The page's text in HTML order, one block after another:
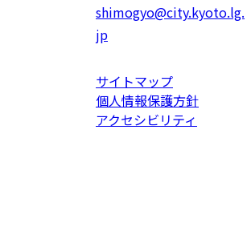
shimogyo@city.kyoto.lg.
jp
サイトマップ
個人情報保護方針
アクセシビリティ